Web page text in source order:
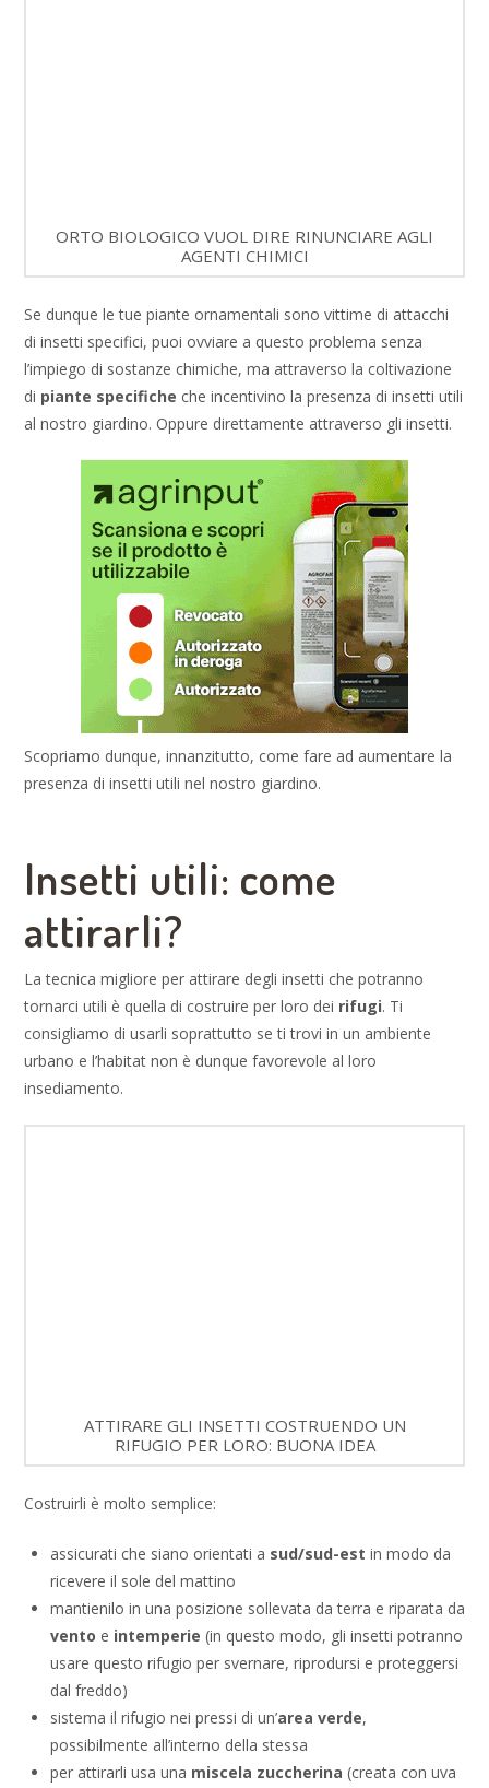
ORTO BIOLOGICO VUOL DIRE RINUNCIARE AGLI
AGENTI CHIMICI
Se dunque le tue piante ornamentali sono vittime di attacchi
di insetti specifici, puoi ovviare a questo problema senza
l’impiego di sostanze chimiche, ma attraverso la coltivazione
di piante specifiche che incentivino la presenza di insetti utili
al nostro giardino. Oppure direttamente attraverso gli insetti.
Scopriamo dunque, innanzitutto, come fare ad aumentare la
presenza di insetti utili nel nostro giardino.
Insetti utili: come
attirarli?
La tecnica migliore per attirare degli insetti che potranno
tornarci utili è quella di costruire per loro dei rifugi. Ti
consigliamo di usarli soprattutto se ti trovi in un ambiente
urbano e l’habitat non è dunque favorevole al loro
insediamento.
ATTIRARE GLI INSETTI COSTRUENDO UN
RIFUGIO PER LORO: BUONA IDEA
Costruirli è molto semplice:
assicurati che siano orientati a sud/sud-est in modo da
ricevere il sole del mattino
mantienilo in una posizione sollevata da terra e riparata da
vento e intemperie (in questo modo, gli insetti potranno
usare questo rifugio per svernare, riprodursi e proteggersi
dal freddo)
sistema il rifugio nei pressi di un’area verde,
possibilmente all’interno della stessa
per attirarli usa una miscela zuccherina (creata con uva